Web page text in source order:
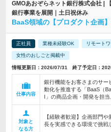
GMOあおぞらネット銀行株式会社 |
銀行事業を展開｜土日祝休み
BaaS領域の【プロダクト企画
正社員 業種未経験OK リモート
女性のおしごと掲載中
情報更新日：2026/07/31 終了予定日：
仕事内容
銀行機能をお客さまのサー
動化を推進する「BaaS（
I」の商品企画・開発を担当
対象と
なる方
【経験者歓迎】企画部門
長を実感できる環境で挑戦